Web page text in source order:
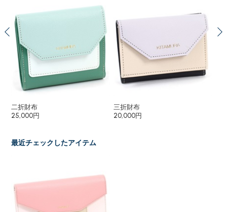
二折財布
25,000円
三折財布
20,000円
最近チェックしたアイテム